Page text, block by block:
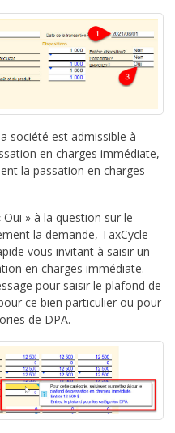
société est admissible à
en charges immédiate,
la passation en charges
» à la question sur le
la demande, TaxCycle
vous invitant à saisir un
en charges immédiate.
pour saisir le plafond de
ce bien particulier ou pour
de DPA.